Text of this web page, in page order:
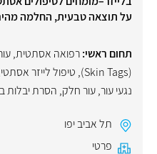
על תוצאה טבעית, החלמה
תחום ראשי:רפואה אסתטית,
(Skin Tags)
, טיפול לייזר אסתטי
נגעי עור,עור חלק, הסרת יבלות
תל אביב יפו
פרטי